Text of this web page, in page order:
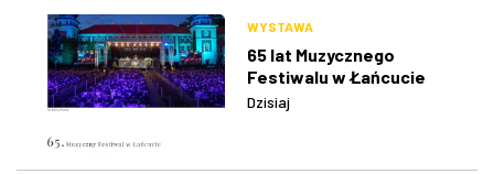
WYSTAWA
65 lat Muzycznego
Festiwalu w Łańcucie
Dzisiaj